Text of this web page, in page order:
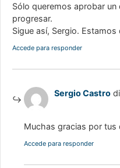
Sólo queremos aprobar
progresar.
Sigue así, Sergio. Estamos
Accede para responder
Sergio Castro
Muchas gracias por tus
Accede para responder